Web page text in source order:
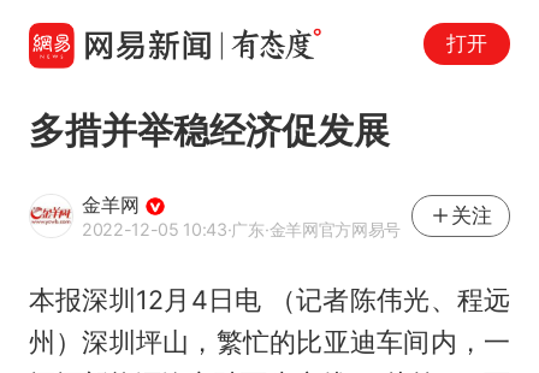
打开
多措并举稳经济促发展
金羊网
2022-12-05 10:43·广东·金羊网官方网易号
关注
本报深圳12月4日电 （记者陈伟光、程远
州）深圳坪山，繁忙的比亚迪车间内，一